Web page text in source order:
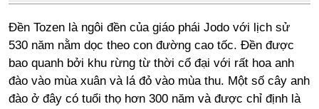
Đền Tozen là ngôi đền của giáo phái Jodo với lịch sử
530 năm nằm dọc theo con đường cao tốc. Đền được
bao quanh bởi khu rừng từ thời cổ đại với rất hoa anh
đào vào mùa xuân và lá đỏ vào mùa thu. Một số cây anh
đào ở đây có tuổi thọ hơn 300 năm và được chỉ định là